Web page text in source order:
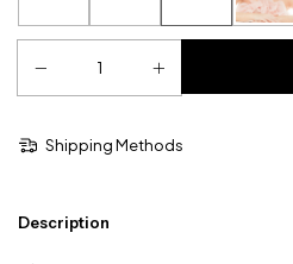
Shipping Methods
Description